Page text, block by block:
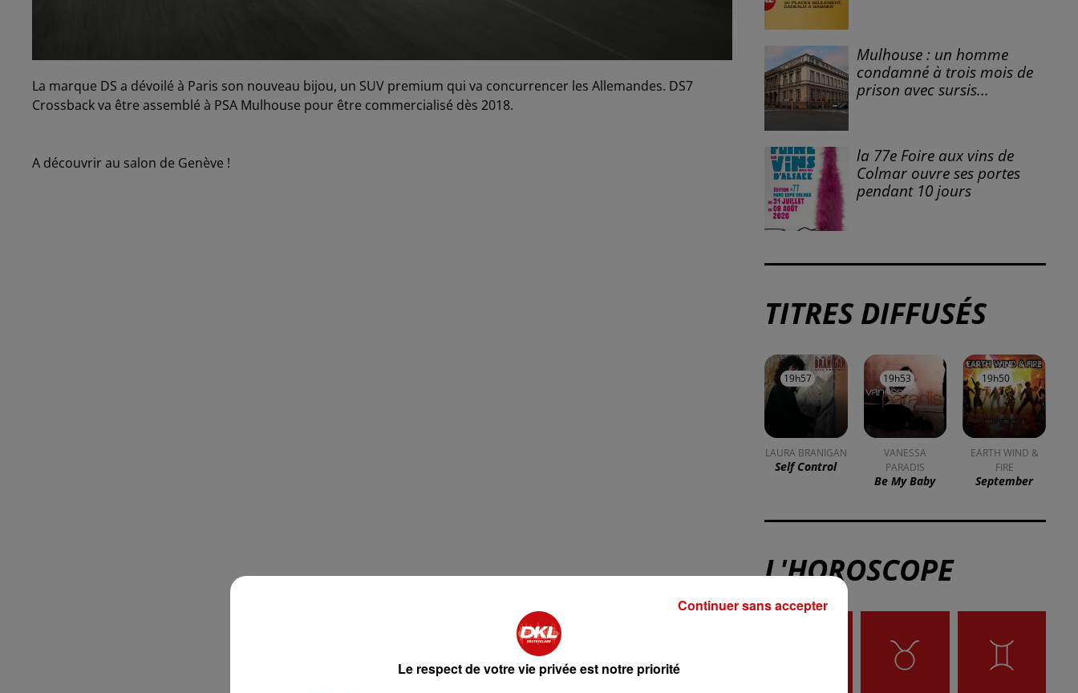
La marque DS a dévoilé à Paris son nouveau bijou, un SUV premium qui va concurrencer les Allemandes. DS7
Crossback va être assemblé à PSA Mulhouse pour être commercialisé dès 2018.
A découvrir au salon de Genève !
Mulhouse : un homme
condamné à trois mois de
prison avec sursis...
la 77e Foire aux vins de
Colmar ouvre ses portes
pendant 10 jours
TITRES DIFFUSÉS
19h57
19h57
LAURA BRANIGAN
Self Control
19h53
19h53
VANESSA
PARADIS
Be My Baby
19h50
19h50
EARTH WIND &
FIRE
September
L'HOROSCOPE
Le respect de votre vie privée est notre priorité
Continuer sans accepter